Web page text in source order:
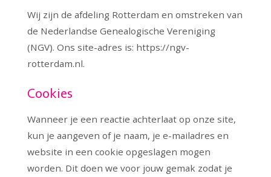
Wij zijn de afdeling Rotterdam en omstreken van
de Nederlandse Genealogische Vereniging
(NGV). Ons site-adres is: https://ngv-
rotterdam.nl.
Cookies
Wanneer je een reactie achterlaat op onze site,
kun je aangeven of je naam, je e-mailadres en
website in een cookie opgeslagen mogen
worden. Dit doen we voor jouw gemak zodat je